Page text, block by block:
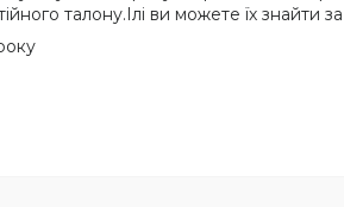
талону.Ілі ви можете їх